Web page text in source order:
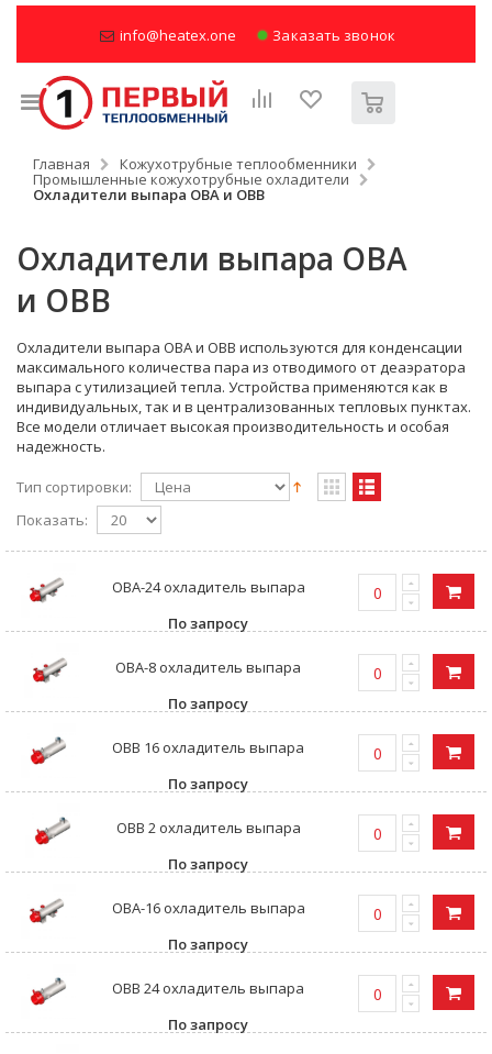
info@heatex.one Заказать звонок
Главная Кожухотрубные теплообменники
Промышленные кожухотрубные охладители
Охладители выпара ОВА и ОВВ
Охладители выпара ОВА
и ОВВ
Охладители выпара ОВА и ОВВ используются для конденсации
максимального количества пара из отводимого от деаэратора
выпара с утилизацией тепла. Устройства применяются как в
индивидуальных, так и в централизованных тепловых пунктах.
Все модели отличает высокая производительность и особая
надежность.
Тип сортировки:
Показать:
ОВА-24 охладитель выпара
По запросу
ОВА-8 охладитель выпара
По запросу
ОВB 16 охладитель выпара
По запросу
ОВB 2 охладитель выпара
По запросу
ОВА-16 охладитель выпара
По запросу
ОВB 24 охладитель выпара
По запросу